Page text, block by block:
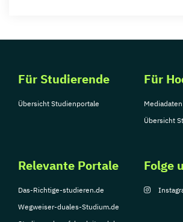
Für Studierende
Übersicht Studienportale
Für
Mediadaten
Übersicht
Relevante Portale
Das-Richtige-studieren.de
Wegweiser-duales-Studium.de
Folge